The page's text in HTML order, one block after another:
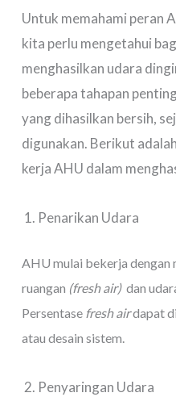
Untuk memahami peran
kita perlu mengetahui
menghasilkan udara
beberapa tahapan
yang dihasilkan bersih,
digunakan. Berikut
kerja AHU dalam
Penarikan Udara
AHU mulai bekerja dengan
ruangan (fresh air) dan
Persentase fresh airdapat
atau desain sistem.
Penyaringan Udara